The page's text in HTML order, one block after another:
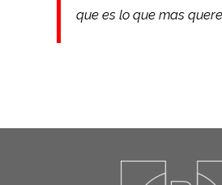
que es lo que mas